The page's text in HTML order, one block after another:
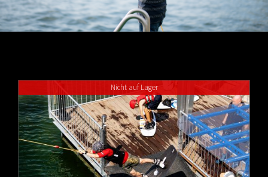
Nicht auf Lager